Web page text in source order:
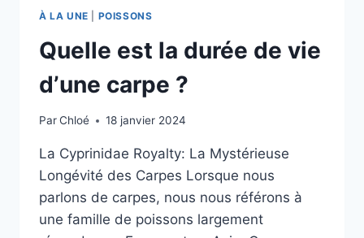
À LA UNE POISSONS
Quelle est la durée de vie
dʼune carpe ?
ParChloé 18 janvier 2024
La Cyprinidae Royalty: La Mystérieuse
Longévité des Carpes Lorsque nous
parlons de carpes, nous nous référons à
une famille de poissons largement